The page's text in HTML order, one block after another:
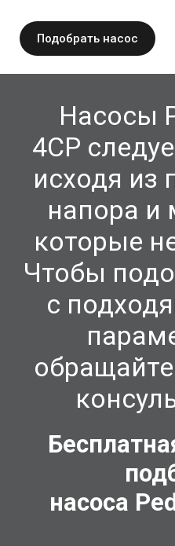
Подобрать насос
Насосы
4CP
исходя из
напора и
которые
Чтобы
с
насоса